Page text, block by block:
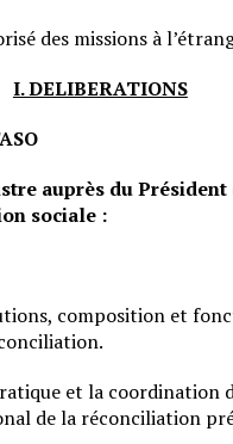
des missions à
I. DELIBERATIONS
auprès du Président
sociale :
composition et
et la
de la réconciliation